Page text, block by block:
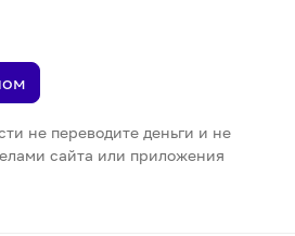
не переводите деньги и не
сайта или приложения